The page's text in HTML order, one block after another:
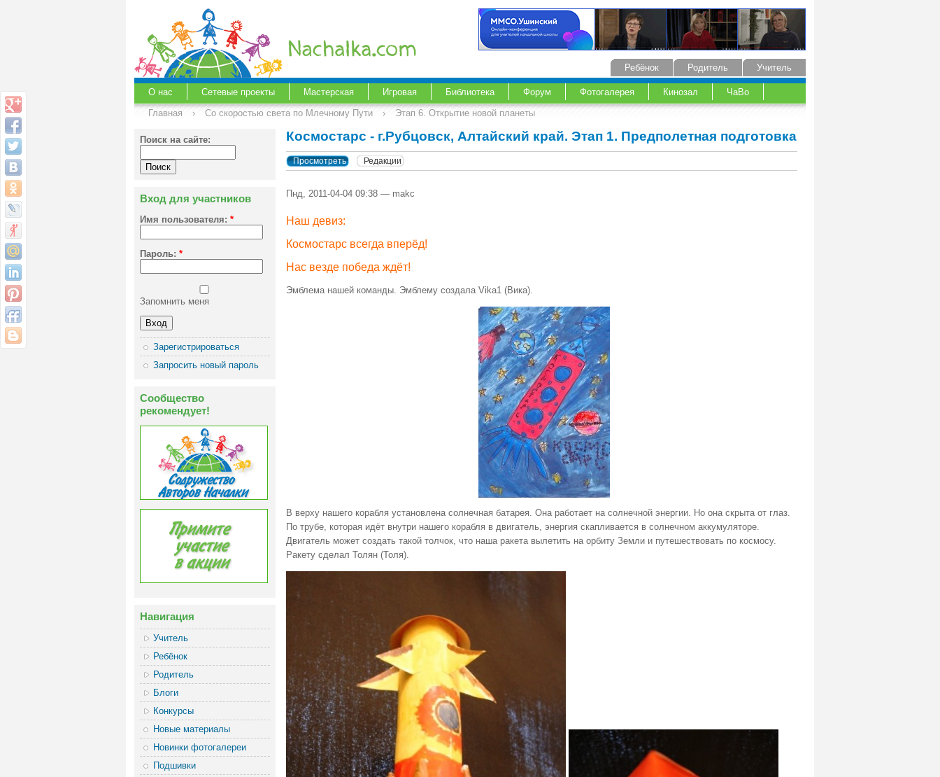
Учитель
Родитель
Ребёнок
О нас Сетевые проекты Мастерская Игровая Библиотека Форум Фотогалерея Кинозал
ЧаВо
Главная
› Со скоростью света по Млечному Пути › Этап 6. Открытие новой планеты
Поиск на сайте:
Вход для участников
Имя пользователя: *
Пароль: *
Запомнить меня
Зарегистрироваться
Запросить новый пароль
Сообщество
рекомендует!
Навигация
Учитель
Ребёнок
Родитель
Блоги
Конкурсы
Новые материалы
Новинки фотогалереи
Подшивки
Космостарс - г.Рубцовск, Алтайский край. Этап 1. Предполетная подготовка
Просмотреть Редакции
Пнд, 2011-04-04 09:38 — makc
Наш девиз:
Космостарс всегда вперёд!
Нас везде победа ждёт!
Эмблема нашей команды. Эмблему создала Vika1 (Вика).
В верху нашего корабля установлена солнечная батарея. Она работает на солнечной энергии. Но она скрыта от глаз.
По трубе, которая идёт внутри нашего корабля в двигатель, энергия скапливается в солнечном аккумуляторе.
Двигатель может создать такой толчок, что наша ракета вылетить на орбиту Земли и путешествовать по космосу.
Ракету сделал Толян (Толя).